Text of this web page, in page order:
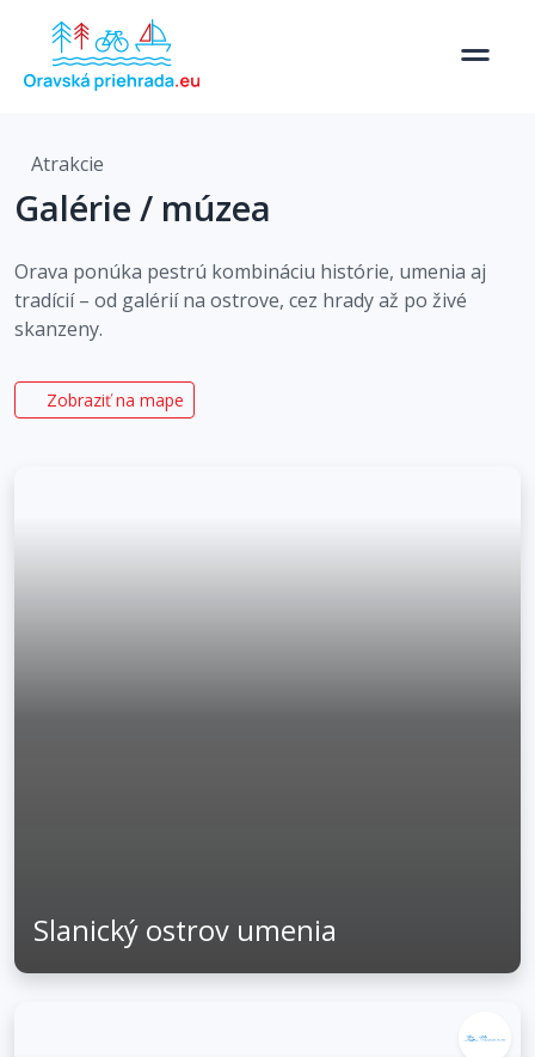
Atrakcie
Galérie / múzea
Orava ponúka pestrú kombináciu histórie, umenia aj
tradícií – od galérií na ostrove, cez hrady až po živé
skanzeny.
Zobraziť na mape
Slanický ostrov umenia